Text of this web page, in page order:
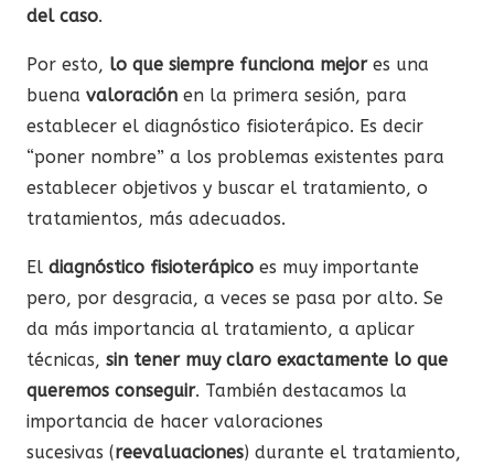
del caso.
Por esto, lo que siempre funciona mejores una
buena valoración en la primera sesión, para
establecer el diagnóstico fisioterápico. Es decir
“poner nombre” a los problemas existentes para
establecer objetivos y buscar el tratamiento, o
tratamientos, más adecuados.
El diagnóstico fisioterápico es muy importante
pero, por desgracia, a veces se pasa por alto. Se
da más importancia al tratamiento, a aplicar
técnicas, sin tener muy claro exactamente lo que
queremos conseguir. También destacamos la
importancia de hacer valoraciones
sucesivas (reevaluaciones) durante el tratamiento,